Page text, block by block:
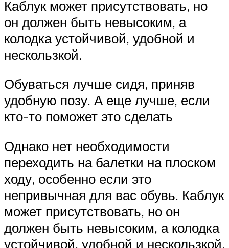
Каблук может присутствовать, но
он должен быть невысоким, а
колодка устойчивой, удобной и
нескользкой.
Обуваться лучше сидя, приняв
удобную позу. А еще лучше, если
кто-то поможет это сделать
Однако нет необходимости
переходить на балетки на плоском
ходу, особенно если это
непривычная для вас обувь. Каблук
может присутствовать, но он
должен быть невысоким, а колодка
устойчивой, удобной и нескользкой.